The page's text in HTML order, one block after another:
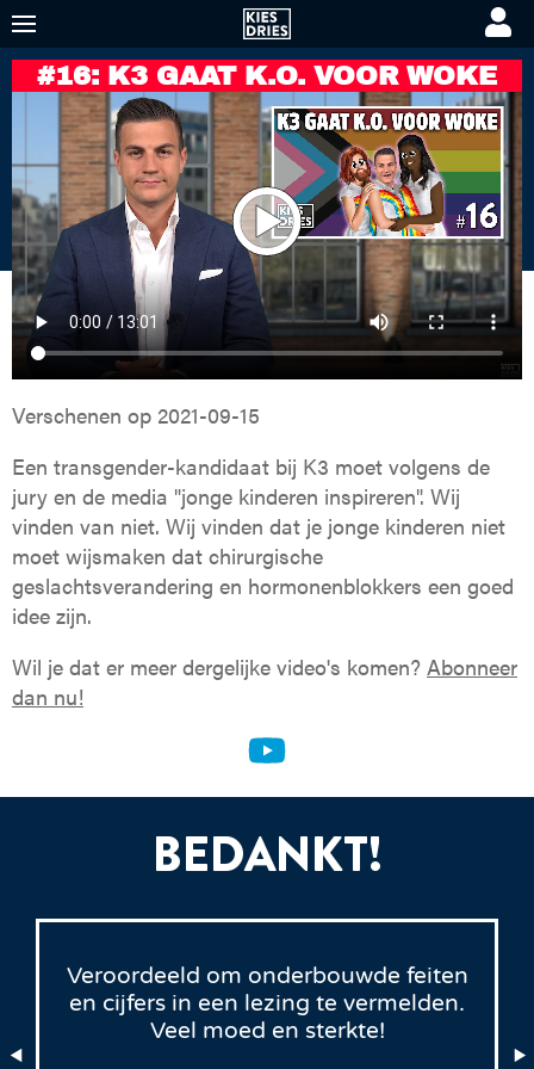
#16: K3 GAAT K.O. VOOR WOKE
Verschenen op 2021-09-15
Een transgender-kandidaat bij K3 moet volgens de
jury en de media "jonge kinderen inspireren". Wij
vinden van niet. Wij vinden dat je jonge kinderen niet
moet wijsmaken dat chirurgische
geslachtsverandering en hormonenblokkers een goed
idee zijn.
Wil je dat er meer dergelijke video's komen? Abonneer
dan nu!
BEDANKT!
Veroordeeld om onderbouwde feiten
en cijfers in een lezing te vermelden.
Veel moed en sterkte!